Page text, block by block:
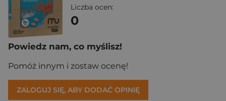
Liczba ocen:
0
Powiedz nam, co myślisz!
Pomóż innym i zostaw ocenę!
ZALOGUJ SIĘ, ABY DODAĆ OPINIĘ